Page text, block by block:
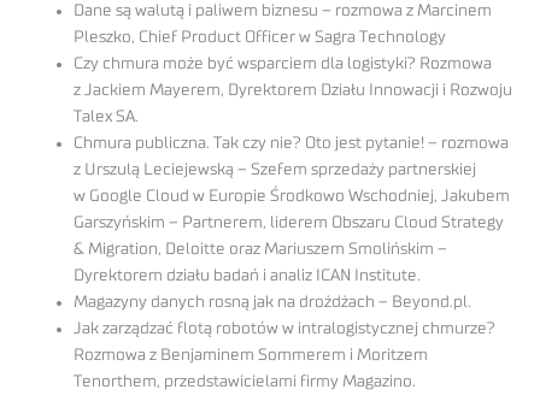
Dane są walutą i paliwem biznesu – rozmowa z Marcinem
Pleszko, Chief Product Officer w Sagra Technology
Czy chmura może być wsparciem dla logistyki? Rozmowa
z Jackiem Mayerem, Dyrektorem Działu Innowacji i Rozwoju
Talex SA.
Chmura publiczna. Tak czy nie? Oto jest pytanie! – rozmowa
z Urszulą Leciejewską – Szefem sprzedaży partnerskiej
w Google Cloud w Europie Środkowo Wschodniej, Jakubem
Garszyńskim – Partnerem, liderem Obszaru Cloud Strategy
& Migration, Deloitte oraz Mariuszem Smolińskim –
Dyrektorem działu badań i analiz ICAN Institute.
Magazyny danych rosną jak na drożdżach – Beyond.pl.
Jak zarządzać flotą robotów w intralogistycznej chmurze?
Rozmowa z Benjaminem Sommerem i Moritzem
Tenorthem, przedstawicielami firmy Magazino.